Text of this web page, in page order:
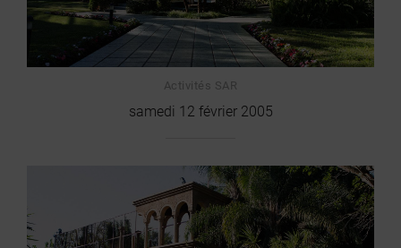
Activités SAR
samedi 12 février 2005